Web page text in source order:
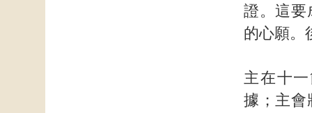
證。這要
的心願。
主在十
據；主會